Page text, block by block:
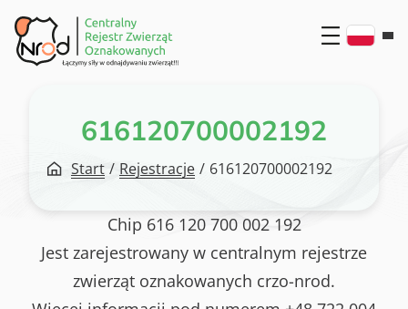
Przejdź
do
treści
616120700002192
Start / Rejestracje / 616120700002192
Chip 616 120 700 002 192
Jest zarejestrowany w centralnym rejestrze
zwierząt oznakowanych crzo-nrod.